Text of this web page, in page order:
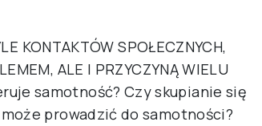
KONTAKTÓW SPOŁECZNYCH,
ALE I PRZYCZYNĄ WIELU
samotność? Czy skupianie się
prowadzić do samotności?